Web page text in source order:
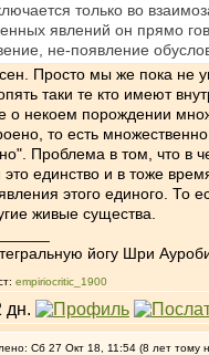
только во
явлений он прямо
не-появление
Просто мы же пока не
таки те кто имеют
о некоем порождении
то есть
Проблема в том, что в
это единство и в тоже
этого единого. То
живые существа.
йогу Шри
empiriocritic_1900
Сб 27 Окт 18, 11:54 (8 лет тому